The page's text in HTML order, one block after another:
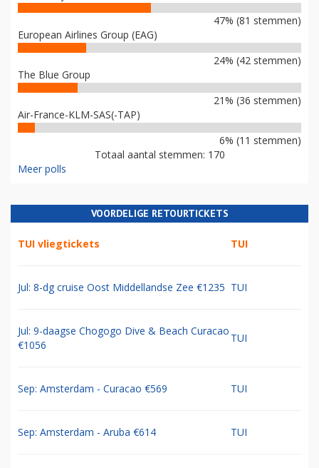
47% (81 stemmen)
European Airlines Group (EAG)
24% (42 stemmen)
The Blue Group
21% (36 stemmen)
Air-France-KLM-SAS(-TAP)
6% (11 stemmen)
Totaal aantal stemmen: 170
Meer polls
VOORDELIGE RETOURTICKETS
TUI vliegtickets TUI
Jul: 8-dg cruise Oost Middellandse Zee €1235 TUI
Jul: 9-daagse Chogogo Dive & Beach Curacao
€1056
TUI
Sep: Amsterdam - Curacao €569 TUI
Sep: Amsterdam - Aruba €614 TUI